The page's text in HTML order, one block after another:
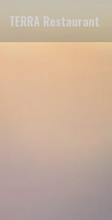
TERRA Restaurant